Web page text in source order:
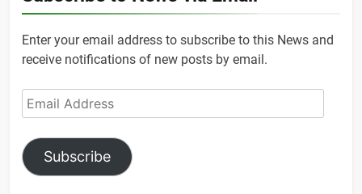
Enter your email address to subscribe to this News and
receive notifications of new posts by email.
Email
Address
Subscribe